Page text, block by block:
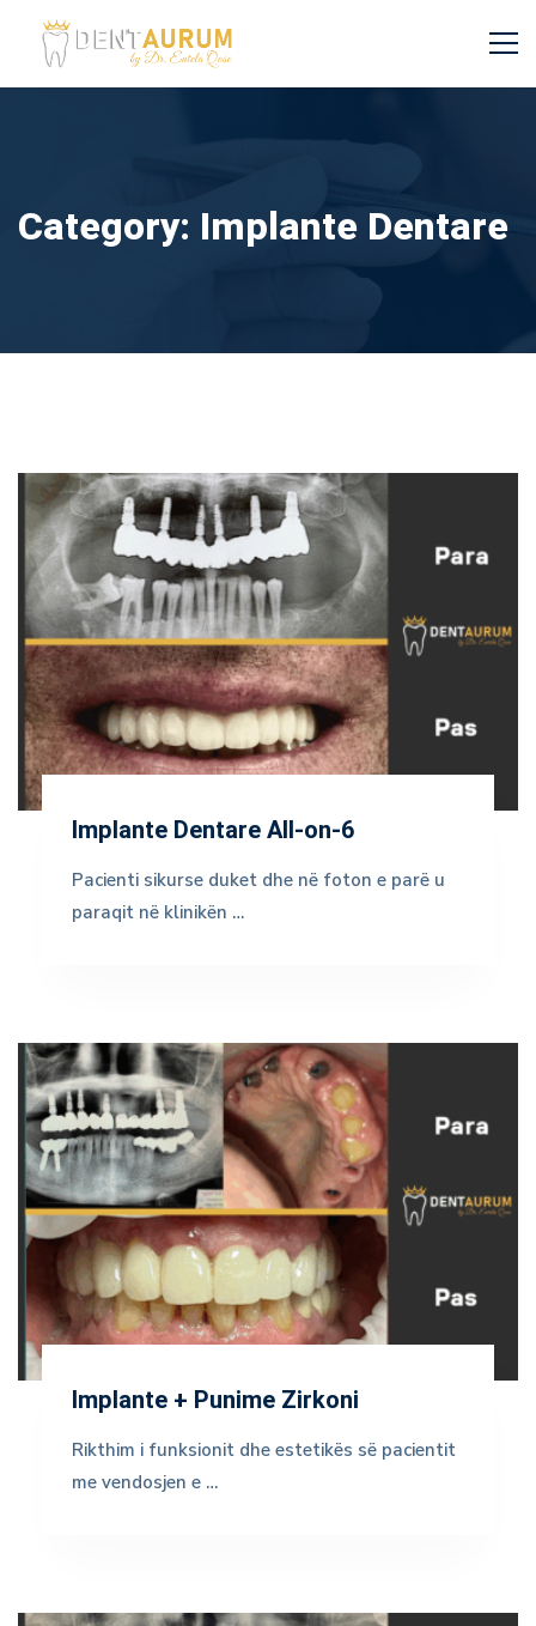
Category: Implante Dentare
Implante Dentare All-on-6
Pacienti sikurse duket dhe në foton e parë u
paraqit në klinikën …
Implante + Punime Zirkoni
Rikthim i funksionit dhe estetikës së pacientit
me vendosjen e …